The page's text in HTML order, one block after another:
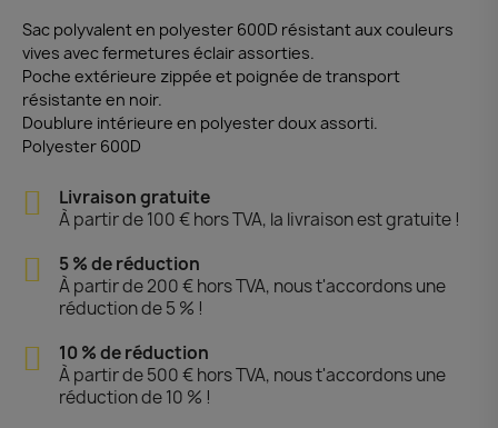
Sac polyvalent en polyester 600D résistant aux couleurs
vives avec fermetures éclair assorties.
Poche extérieure zippée et poignée de transport
résistante en noir.
Doublure intérieure en polyester doux assorti.
Polyester 600D
Livraison gratuite
À partir de 100 € hors TVA, la livraison est gratuite !
5 % de réduction
À partir de 200 € hors TVA, nous t'accordons une
réduction de 5 % !
10 % de réduction
À partir de 500 € hors TVA, nous t'accordons une
réduction de 10 % !